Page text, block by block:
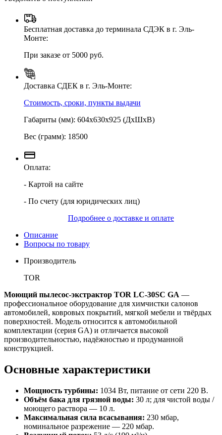
Бесплатная доставка до терминала СДЭК в г. Эль-
Монте:
При заказе от 5000 руб.
Доставка СДЕК в г. Эль-Монте:
Стоимость, сроки, пункты выдачи
Габариты (мм): 604х630х925 (ДхШхВ)
Вес (грамм): 18500
Оплата:
- Картой на сайте
- По счету (для юридических лиц)
Подробнее о доставке и оплате
Описание
Вопросы по товару
Производитель
TOR
Моющий пылесос-экстрактор TOR LC-30SC GA —
профессиональное оборудование для химчистки салонов
автомобилей, ковровых покрытий, мягкой мебели и твёрдых
поверхностей. Модель относится к автомобильной
комплектации (серия GA) и отличается высокой
производительностью, надёжностью и продуманной
конструкцией.
Основные характеристики
Мощность турбины: 1034 Вт, питание от сети 220 В.
Объём бака для грязной воды: 30 л; для чистой воды /
моющего раствора — 10 л.
Максимальная сила всасывания: 230 мбар,
номинальное разрежение — 220 мбар.